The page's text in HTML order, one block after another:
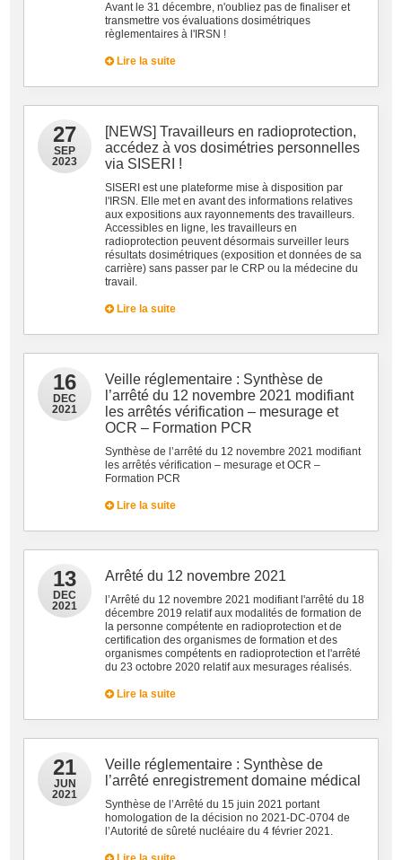
Avant le 31 décembre, n'oubliez pas de finaliser et
transmettre vos évaluations dosimétriques
règlementaires à l'IRSN !
Lire la suite
27
SEP
2023
[NEWS] Travailleurs en radioprotection,
accédez à vos dosimétries personnelles
via SISERI !
SISERI est une plateforme mise à disposition par
l'IRSN. Elle met en avant des informations relatives
aux expositions aux rayonnements des travailleurs.
Accessibles en ligne, les travailleurs en
radioprotection peuvent désormais surveiller leurs
résultats dosimétriques (exposition et données de sa
carrière) sans passer par le CRP ou la médecine du
travail.
Lire la suite
16
DEC
2021
Veille réglementaire : Synthèse de
l’arrêté du 12 novembre 2021 modifiant
les arrêtés vérification – mesurage et
OCR – Formation PCR
Synthèse de l’arrêté du 12 novembre 2021 modifiant
les arrêtés vérification – mesurage et OCR –
Formation PCR
Lire la suite
13
DEC
2021
Arrêté du 12 novembre 2021
l’Arrêté du 12 novembre 2021 modifiant l'arrêté du 18
décembre 2019 relatif aux modalités de formation de
la personne compétente en radioprotection et de
certification des organismes de formation et des
organismes compétents en radioprotection et l'arrêté
du 23 octobre 2020 relatif aux mesurages réalisés.
Lire la suite
21
JUN
2021
Veille réglementaire : Synthèse de
l’arrêté enregistrement domaine médical
Synthèse de l’Arrêté du 15 juin 2021 portant
homologation de la décision no 2021-DC-0704 de
l’Autorité de sûreté nucléaire du 4 février 2021.